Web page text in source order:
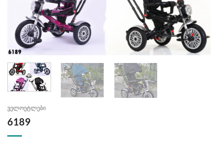
ველოეტლები
6189